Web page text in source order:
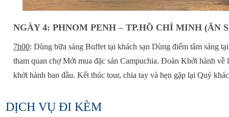
NGÀY 4: PHNOM PENH – TP.HỒ CHÍ MINH (ĂN
7h00: Dùng bữa sáng Buffet tại khách sạn Dùng điểm tâm sáng
tham quan chợ Mới mua đặc sản Campuchia. Đoàn Khởi hành
khởi hành ban đầu. Kết thúc tour, chia tay và hẹn gặp lại Quý
DỊCH VỤ ĐI KÈM